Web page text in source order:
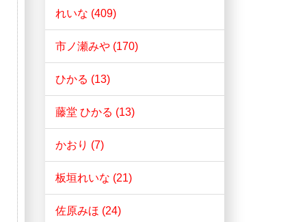
れいな (409)
市ノ瀬みや (170)
ひかる (13)
藤堂 ひかる (13)
かおり (7)
板垣れいな (21)
佐原みほ (24)